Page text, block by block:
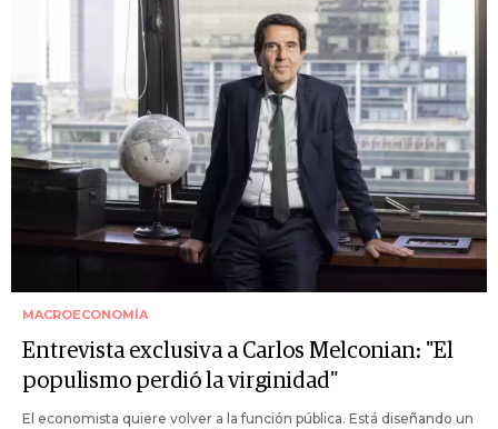
MACROECONOMÍA
Entrevista exclusiva a Carlos Melconian: "El
populismo perdió la virginidad"
El economista quiere volver a la función pública. Está diseñando un